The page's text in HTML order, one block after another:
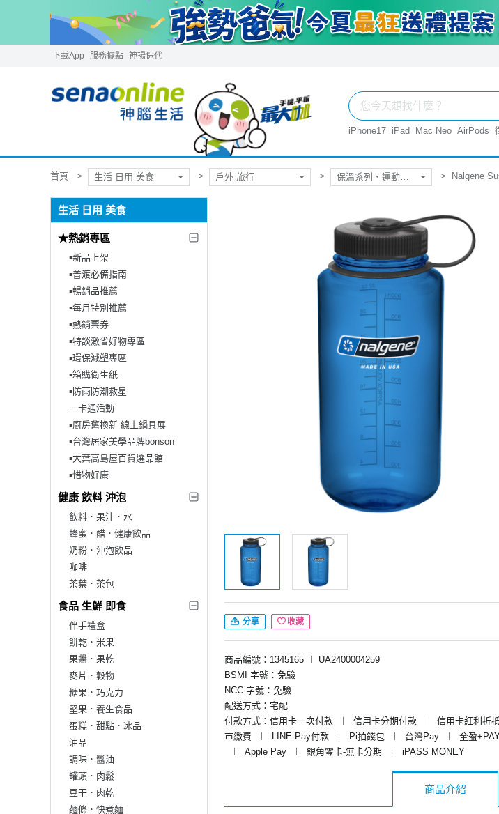
下載App 服務據點 神揚保代
iPhone17 iPad Mac Neo AirPods
首頁 生活 日用 美食 戶外 旅行 Nalgene
生活 日用 美食
★熱銷專區
▪︎新品上架
▪︎普渡必備指南
▪︎暢銷品推薦
▪︎每月特別推薦
▪︎熱銷票券
▪︎特談激省好物專區
▪︎環保減塑專區
▪︎箱購衛生紙
▪︎防雨防潮救星
一卡通活動
▪︎廚房舊換新 線上鍋具展
▪︎台灣居家美學品牌bonson
▪︎大葉高島屋百貨選品館
▪︎惜物好康
健康 飲料 沖泡
飲料．果汁．水
蜂蜜．醋．健康飲品
奶粉．沖泡飲品
咖啡
茶葉．茶包
食品 生鮮 即食
伴手禮盒
餅乾．米果
果醬．果乾
麥片．穀物
糖果．巧克力
堅果．養生食品
蛋糕．甜點．冰品
油品
調味．醬油
罐頭．肉鬆
豆干．肉乾
麵條．快煮麵
分享 收藏
商品編號：1345165 ︱
UA2400004259
BSMI 字號：免驗
NCC 字號：免驗
配送方式：宅配
付款方式：信用卡一次付款
︱ 信用卡分期付款 ︱ 信用卡紅利折
市繳費
︱ LINE Pay付款 ︱ Pi拍錢包 ︱ 台灣Pay ︱ 全盈
︱
Apple Pay ︱ 銀角零卡-無卡分期 ︱ iPASS MONEY
商品介紹